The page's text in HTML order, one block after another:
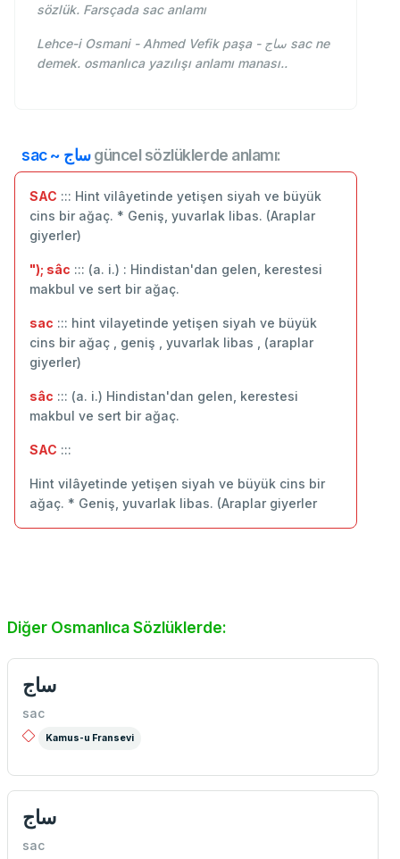
sözlük. Farsçada sac anlamı
Lehce-i Osmani - Ahmed Vefik paşa - ساج sac ne
demek. osmanlıca yazılışı anlamı manası..
sac ~ ساجgüncel sözlüklerde anlamı:
SAC ::: Hint vilâyetinde yetişen siyah ve büyük
cins bir ağaç. * Geniş, yuvarlak libas. (Araplar
giyerler)
"); sâc ::: (a. i.) : Hindistan'dan gelen, kerestesi
makbul ve sert bir ağaç.
sac ::: hint vilayetinde yetişen siyah ve büyük
cins bir ağaç , geniş , yuvarlak libas , (araplar
giyerler)
sâc ::: (a. i.) Hindistan'dan gelen, kerestesi
makbul ve sert bir ağaç.
SAC :::
Hint vilâyetinde yetişen siyah ve büyük cins bir
ağaç. * Geniş, yuvarlak libas. (Araplar giyerler
Diğer Osmanlıca Sözlüklerde:
ساج
sac
Kamus-u Fransevi
ساج
sac